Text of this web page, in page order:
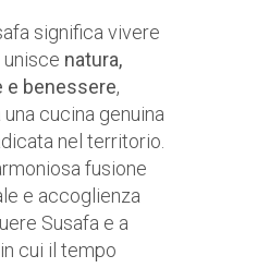
significa vivere
unisce natura,
e benessere,
cucina genuina
nel territorio.
fusione
e accoglienza
Susafa e a
cui il tempo